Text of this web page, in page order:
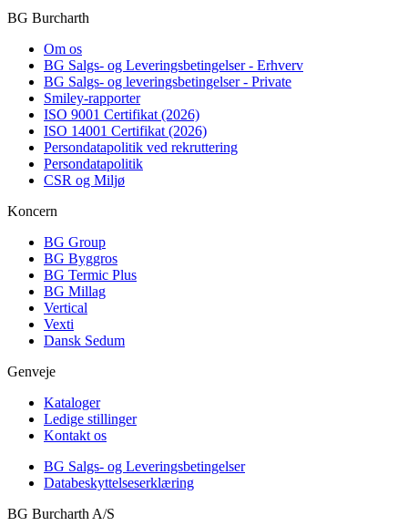
BG Burcharth
Om os
BG Salgs- og Leveringsbetingelser - Erhverv
BG Salgs- og leveringsbetingelser - Private
Smiley-rapporter
ISO 9001 Certifikat (2026)
ISO 14001 Certifikat (2026)
Persondatapolitik ved rekruttering
Persondatapolitik
CSR og Miljø
Koncern
BG Group
BG Byggros
BG Termic Plus
BG Millag
Vertical
Vexti
Dansk Sedum
Genveje
Kataloger
Ledige stillinger
Kontakt os
BG Salgs- og Leveringsbetingelser
Databeskyttelseserklæring
BG Burcharth A/S